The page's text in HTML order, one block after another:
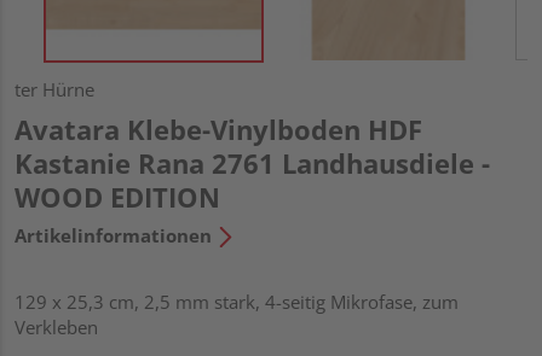
ter Hürne
Avatara Klebe-Vinylboden HDF
Kastanie Rana 2761 Landhausdiele -
WOOD EDITION
Artikelinformationen
129 x 25,3 cm, 2,5 mm stark, 4-seitig Mikrofase, zum
Verkleben